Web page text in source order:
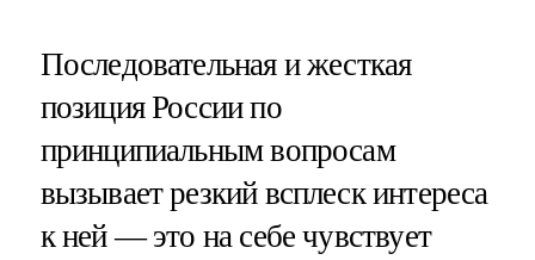
Последовательная и жесткая
позиция России по
принципиальным вопросам
вызывает резкий всплеск интереса
к ней — это на себе чувствует